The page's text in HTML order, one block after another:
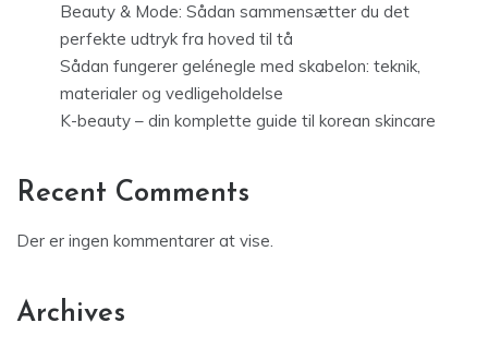
Beauty & Mode: Sådan sammensætter du det
perfekte udtryk fra hoved til tå
Sådan fungerer gelénegle med skabelon: teknik,
materialer og vedligeholdelse
K-beauty – din komplette guide til korean skincare
Recent Comments
Der er ingen kommentarer at vise.
Archives